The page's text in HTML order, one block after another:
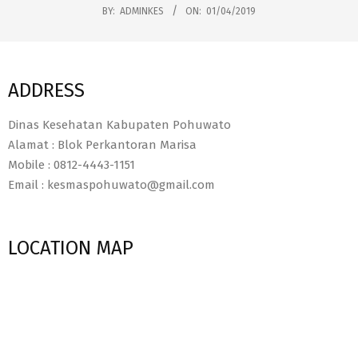
BY: ADMINKES ON: 01/04/2019
ADDRESS
Dinas Kesehatan Kabupaten Pohuwato
Alamat : Blok Perkantoran Marisa
Mobile : 0812-4443-1151
Email : kesmaspohuwato@gmail.com
LOCATION MAP